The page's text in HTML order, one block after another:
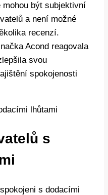
být subjektivní
a není možné
recenzí.
Acond reagovala
svou
spokojenosti
s
s dodacími